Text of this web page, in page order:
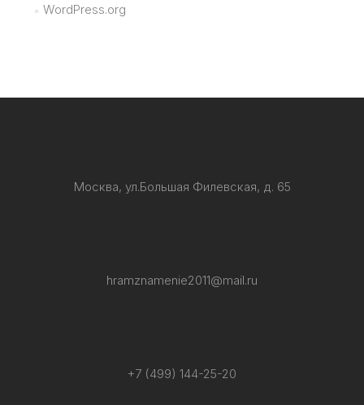
WordPress.org
Москва, ул.Большая Филевская, д. 65
hramznamenie2011@mail.ru
+7 (499) 144-25-20